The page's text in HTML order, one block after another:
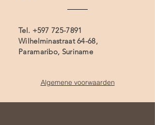
Tel. +597 725-7891
Wilhelminastraat 64-68,
Paramaribo, Suriname
Algemene voorwaarden